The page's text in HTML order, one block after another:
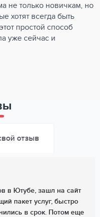
не только новичкам, но
хотят всегда быть
простой способ
уже сейчас и
отзыв
в Ютубе, зашл на сайт
пакет услуг, быстро
в срок. Потом еще